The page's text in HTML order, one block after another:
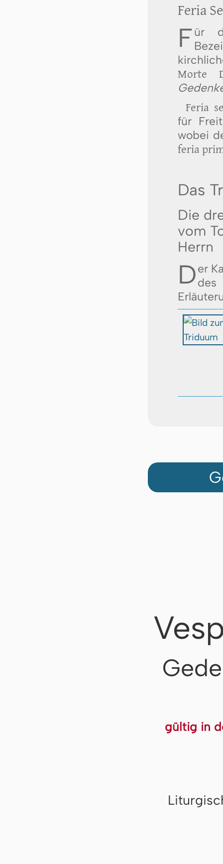
Feria
Für
Morte
Feria
für
wobei
feria
Das
Die
vom
Herrn
Der
gültig in